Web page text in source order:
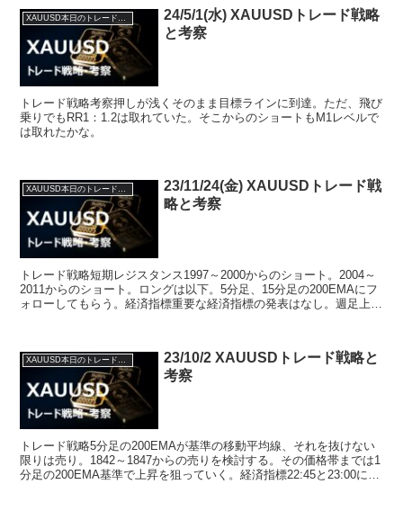
24/5/1(水) XAUUSDトレード戦略
と考察
トレード戦略考察押しが浅くそのまま目標ラインに到達。ただ、飛び
乗りでもRR1：1.2は取れていた。そこからのショートもM1レベルで
は取れたかな。
23/11/24(金) XAUUSDトレード戦
略と考察
トレード戦略短期レジスタンス1997～2000からのショート。2004～
2011からのショート。ロングは以下。5分足、15分足の200EMAにフ
ォローしてもらう。経済指標重要な経済指標の発表はなし。週足上目
XAUUSD本日のトレード戦略と考察
23/10/2 XAUUSDトレード戦略と
考察
トレード戦略5分足の200EMAが基準の移動平均線、それを抜けない
限りは売り。1842～1847からの売りを検討する。その価格帯までは1
分足の200EMA基準で上昇を狙っていく。経済指標22:45と23:00に経